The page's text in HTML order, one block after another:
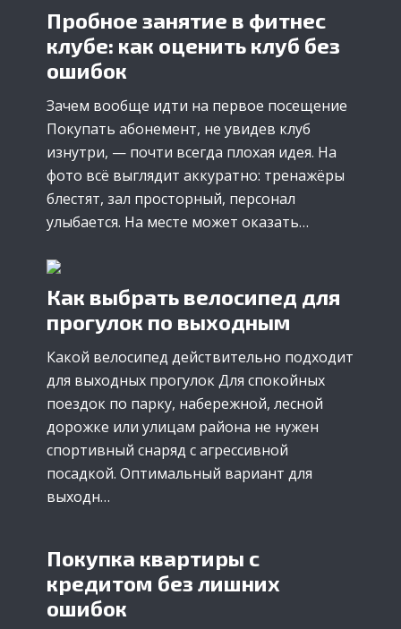
Пробное занятие в фитнес
клубе: как оценить клуб без
ошибок
Зачем вообще идти на первое посещение
Покупать абонемент, не увидев клуб
изнутри, — почти всегда плохая идея. На
фото всё выглядит аккуратно: тренажёры
блестят, зал просторный, персонал
улыбается. На месте может оказать…
Как выбрать велосипед для
прогулок по выходным
Какой велосипед действительно подходит
для выходных прогулок Для спокойных
поездок по парку, набережной, лесной
дорожке или улицам района не нужен
спортивный снаряд с агрессивной
посадкой. Оптимальный вариант для
выходн…
Покупка квартиры с
кредитом без лишних
ошибок